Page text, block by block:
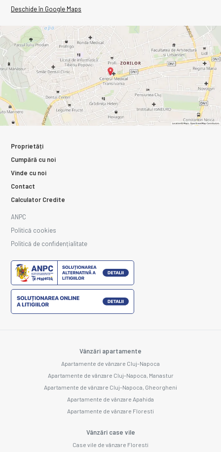
Deschide în Google Maps
Proprietăți
Cumpără cu noi
Vinde cu noi
Contact
Calculator Credite
ANPC
Politică cookies
Politică de confidențialitate
Vânzări apartamente
Apartamente de vânzare Cluj-Napoca
Apartamente de vânzare Cluj-Napoca, Manastur
Apartamente de vânzare Cluj-Napoca, Gheorgheni
Apartamente de vânzare Apahida
Apartamente de vânzare Floresti
Vânzări case vile
Case vile de vânzare Floresti